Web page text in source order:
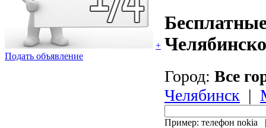
+
Подать объявление
Город: Все
Челябинск |
Пример: телефон